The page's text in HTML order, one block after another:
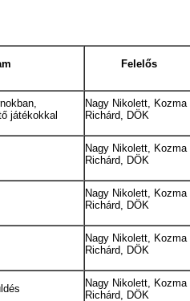
Felelős
játékokkal
Nagy Nikolett, Kozma
Richárd, DÖK
Nagy Nikolett, Kozma
Richárd, DÖK
Nagy Nikolett, Kozma
Richárd, DÖK
Nagy Nikolett, Kozma
Richárd, DÖK
Nagy Nikolett, Kozma
Richárd, DÖK